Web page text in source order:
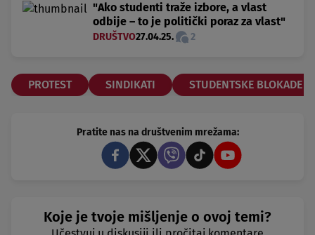
"Ako studenti traže izbore, a vlast
odbije – to je politički poraz za vlast"
DRUŠTVO27.04.25. 2
PROTEST SINDIKATI STUDENTSKE BLOKADE
Pratite nas na društvenim mrežama:
Koje je tvoje mišljenje o ovoj temi?